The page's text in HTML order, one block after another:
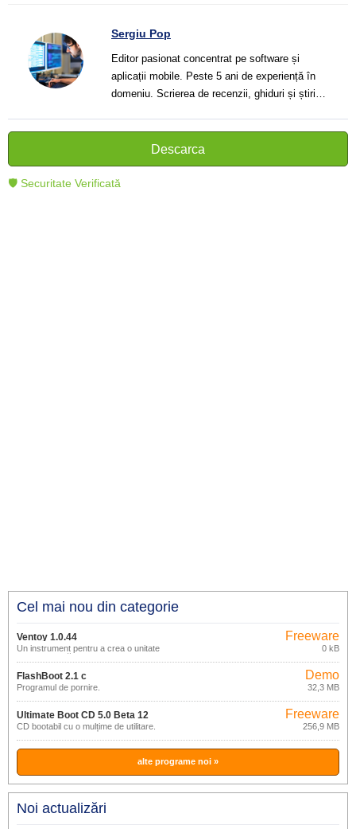
Sergiu Pop
Editor pasionat concentrat pe software și
aplicații mobile. Peste 5 ani de experiență în
domeniu. Scrierea de recenzii, ghiduri și știri.
cititorii să înțeleagă și să folosească mai bine
tehnologia modernă.
Descarca
🛡 Securitate Verificată
Cel mai nou din categorie
Ventoy 1.0.44
Un instrument pentru a crea o unitate
flash bootabilă.
Freeware
0 kB
FlashBoot 2.1 c
Programul de pornire.
Demo
32,3 MB
Ultimate Boot CD 5.0 Beta 12
CD bootabil cu o mulțime de utilitare.
Freeware
256,9 MB
alte programe noi »
Noi actualizări